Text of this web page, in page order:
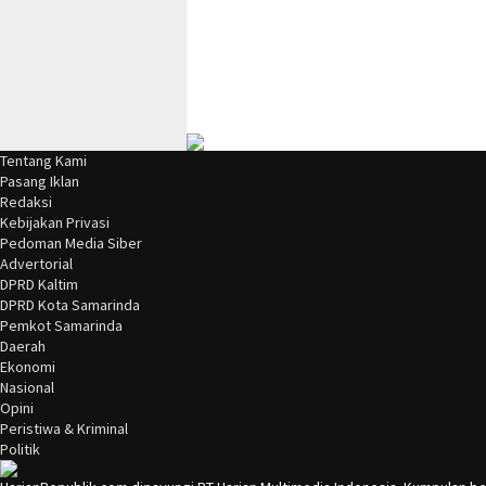
Tentang Kami
Pasang Iklan
Redaksi
Kebijakan Privasi
Pedoman Media Siber
Advertorial
DPRD Kaltim
DPRD Kota Samarinda
Pemkot Samarinda
Daerah
Ekonomi
Nasional
Opini
Peristiwa & Kriminal
Politik